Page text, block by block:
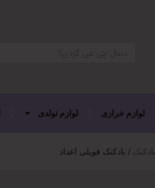
برای:
لوازم خرازی لوازم تولدی
بادکنک بادکنک فویلی اعداد